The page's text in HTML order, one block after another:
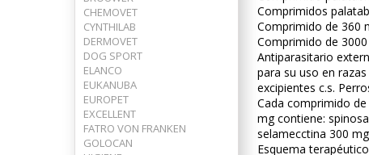
CHEMOVET
CYNTHILAB
DERMOVET
DOG SPORT
ELANCO
EUKANUBA
EUROPET
EXCELLENT
FATRO VON FRANKEN
GOLOCAN
Comprimidos
Comprimido de 360
Comprimido de
Antiparasitario
para su uso en
excipientes c.s.
Cada comprimido
mg contiene:
selamecctina 300
Esquema